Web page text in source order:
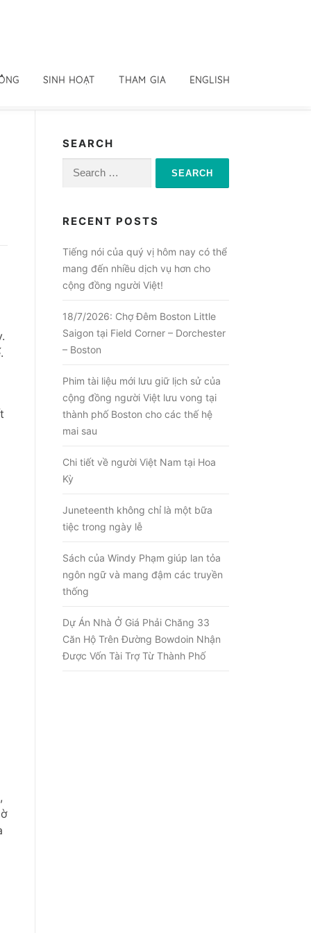
SINH HOẠT THAM GIA ENGLISH
SEARCH
Search
RECENT POSTS
Tiếng nói của quý vị hôm nay có thể
mang đến nhiều dịch vụ hơn cho
cộng đồng người Việt!
18/7/2026: Chợ Đêm Boston Little
Saigon tại Field Corner – Dorchester
– Boston
Phim tài liệu mới lưu giữ lịch sử của
cộng đồng người Việt lưu vong tại
thành phố Boston cho các thế hệ
mai sau
Chi tiết về người Việt Nam tại Hoa
Kỳ
Juneteenth không chỉ là một bữa
tiệc trong ngày lễ
Sách của Windy Phạm giúp lan tỏa
ngôn ngữ và mang đậm các truyền
thống
Dự Án Nhà Ở Giá Phải Chăng 33
Căn Hộ Trên Đường Bowdoin Nhận
Được Vốn Tài Trợ Từ Thành Phố